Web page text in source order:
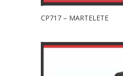
CP717 – MARTELETE